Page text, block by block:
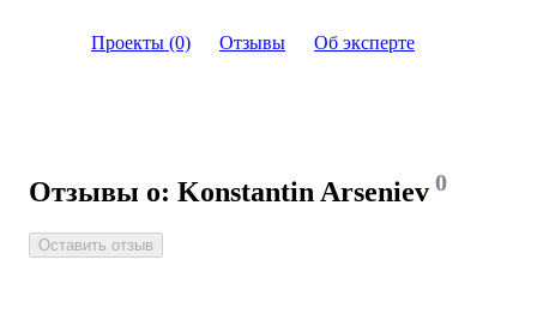
Проекты (0) Отзывы Об эксперте
Отзывы о: Konstantin Arseniev 0
Оставить отзыв